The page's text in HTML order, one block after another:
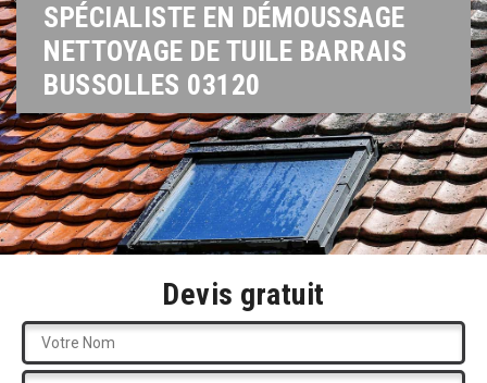
SPÉCIALISTE EN DÉMOUSSAGE
NETTOYAGE DE TUILE BARRAIS
BUSSOLLES 03120
Devis gratuit